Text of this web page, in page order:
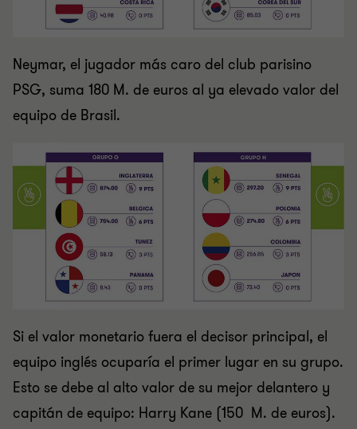
Neymar, el jugador más caro del club parisino
PSG, suma 180 M. de euros al ya elevado valor del
equipo de Brasil.
Si el valor monetario fuera el decisor principal, el
equipo inglés ocuparía el primer lugar en su grupo.
Esto se debe al alto valor de su mejor delantero y
capitán de equipo: Harry Kane (150 M. de euros).